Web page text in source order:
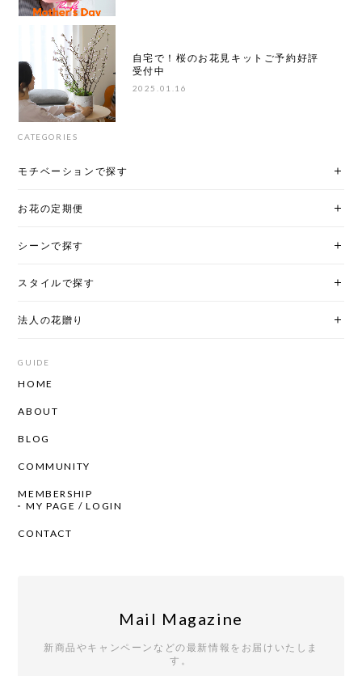
自宅で！桜のお花見キットご予約好評
受付中
2025.01.16
CATEGORIES
モチベーションで探す
お花の定期便
シーンで探す
スタイルで探す
法人の花贈り
GUIDE
HOME
ABOUT
BLOG
COMMUNITY
MEMBERSHIP
MY PAGE / LOGIN
CONTACT
Mail Magazine
新商品やキャンペーンなどの最新情報をお届けいたしま
す。